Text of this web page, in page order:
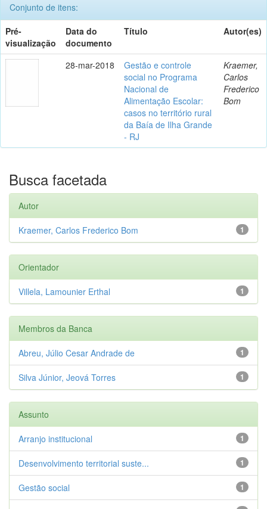
Conjunto de itens:
Pré-
visualização
Data do
documento
Título Autor(es)
28-mar-2018
Gestão e controle
social no Programa
Nacional de
Alimentação Escolar:
casos no território rural
da Baía de Ilha Grande
- RJ
Kraemer,
Carlos
Frederico
Bom
Busca facetada
Autor
1
Kraemer, Carlos Frederico Bom
Orientador
1
Villela, Lamounier Erthal
Membros da Banca
1
Abreu, Júlio Cesar Andrade de
1
Silva Júnior, Jeová Torres
Assunto
1
Arranjo institucional
1
Desenvolvimento territorial suste...
1
Gestão social